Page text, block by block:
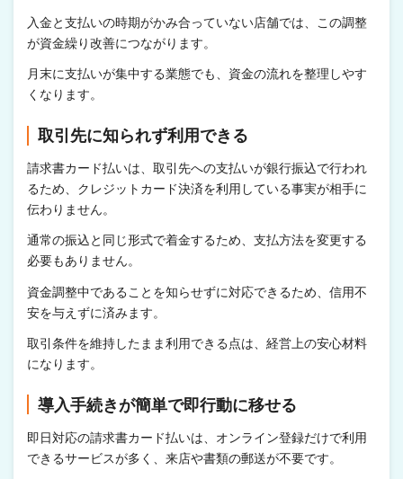
入金と支払いの時期がかみ合っていない店舗では、この調整
が資金繰り改善につながります。
月末に支払いが集中する業態でも、資金の流れを整理しやす
くなります。
取引先に知られず利用できる
請求書カード払いは、取引先への支払いが銀行振込で行われ
るため、クレジットカード決済を利用している事実が相手に
伝わりません。
通常の振込と同じ形式で着金するため、支払方法を変更する
必要もありません。
資金調整中であることを知らせずに対応できるため、信用不
安を与えずに済みます。
取引条件を維持したまま利用できる点は、経営上の安心材料
になります。
導入手続きが簡単で即行動に移せる
即日対応の請求書カード払いは、オンライン登録だけで利用
できるサービスが多く、来店や書類の郵送が不要です。